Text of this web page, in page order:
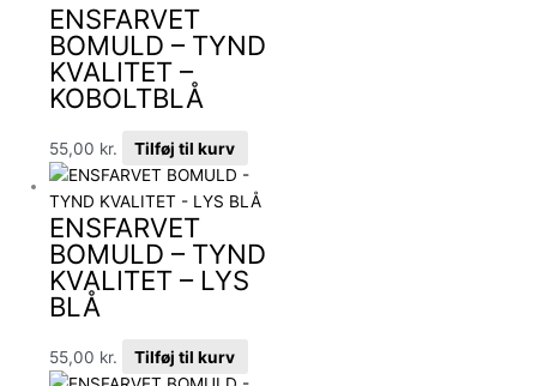
ENSFARVET
BOMULD – TYND
KVALITET –
KOBOLTBLÅ
55,00 kr. Tilføj til kurv
ENSFARVET
BOMULD – TYND
KVALITET – LYS
BLÅ
55,00 kr. Tilføj til kurv